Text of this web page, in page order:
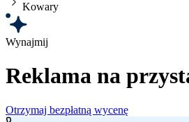
Kowary
Wynajmij
Reklama na
Otrzymaj bezpłatną wycenę